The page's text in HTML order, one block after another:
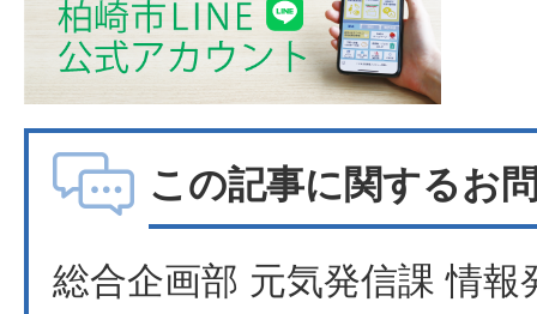
この記事に関するお
総合企画部 元気発信課 情報